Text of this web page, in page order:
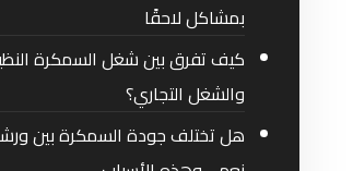
بمشاكل لاحقًا
كيف تفرق بين شغل السمكرة
والشغل التجاري؟
هل تختلف جودة السمكرة بين